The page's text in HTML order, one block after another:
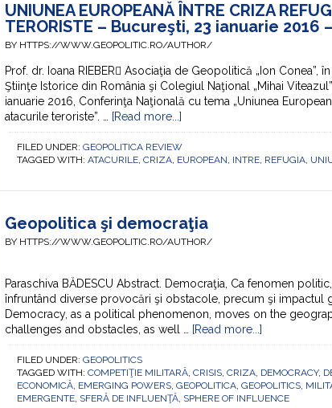
UNIUNEA EUROPEANĂ ÎNTRE CRIZA
TERORISTE – Bucureşti, 23 ianuarie 2016 –
BY HTTPS://WWW.GEOPOLITIC.RO/AUTHOR/
Prof. dr. Ioana RIEBER Asociaţia de Geopolitică „Ion Conea”,
Ştiinţe Istorice din România şi Colegiul Naţional „Mihai
ianuarie 2016, Conferinţa Naţională cu tema „Uniunea
atacurile teroriste”. …
[Read more...]
FILED UNDER: GEOPOLITICA REVIEW
TAGGED WITH: ATACURILE, CRIZA, EUROPEAN, INTRE, REFUGIA,
Geopolitica şi democraţia
BY HTTPS://WWW.GEOPOLITIC.RO/AUTHOR/
Paraschiva BĂDESCU Abstract. Democraţia, Ca fenomen
înfruntând diverse provocări şi obstacole, precum şi impactul
Democracy, as a political phenomenon, moves on the
challenges and obstacles, as well …
[Read more...]
FILED UNDER: GEOPOLITICS
TAGGED WITH: COMPETIŢIE MILITARĂ, CRISIS, CRIZA, DEMOCRACY,
ECONOMICĂ, EMERGING POWERS, GEOPOLITICA, GEOPOLITICS,
EMERGENTE, SFERĂ DE INFLUENŢĂ, SPHERE OF INFLUENCE